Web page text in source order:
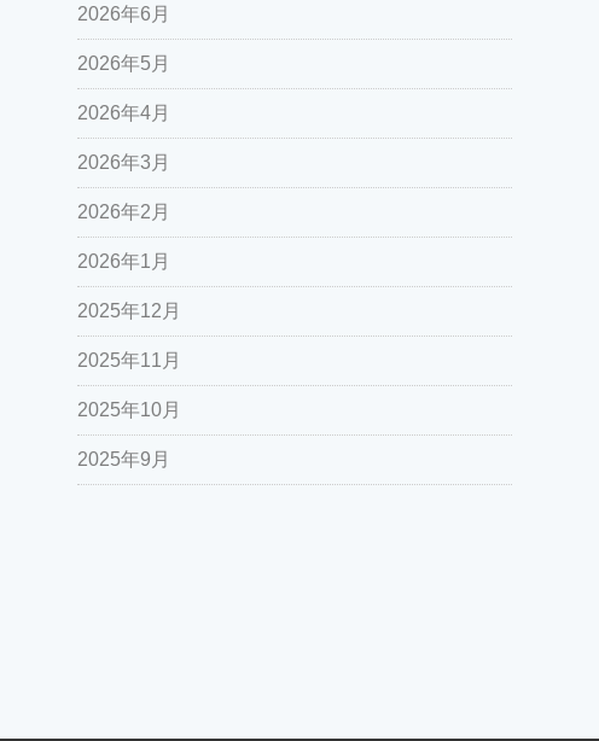
2026年6月
2026年5月
2026年4月
2026年3月
2026年2月
2026年1月
2025年12月
2025年11月
2025年10月
2025年9月